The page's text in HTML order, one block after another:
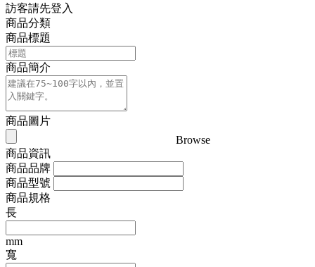
訪客請先登入
商品分類
商品標題
商品簡介
商品圖片
Browse
商品資訊
商品品牌
商品型號
商品規格
長
mm
寬